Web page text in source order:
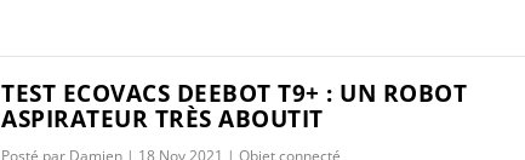
TEST ECOVACS DEEBOT T9+ : UN ROBOT
ASPIRATEUR TRÈS ABOUTIT
Posté par Damien | 18 Nov 2021 |Objet connecté